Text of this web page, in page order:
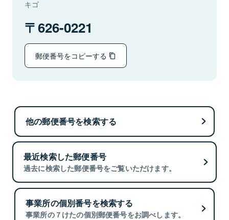
キゴ
626-0221
郵便番号をコピーする
他の郵便番号を検索する
最近検索した郵便番号
過去に検索した郵便番号をご覧いただけます。
事業所の個別番号を検索する
事業所の７けたの個別郵便番号をお調べします。